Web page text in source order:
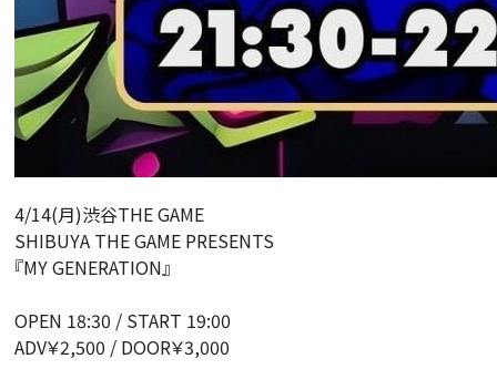
4/14(月)渋谷THE GAME
SHIBUYA THE GAME PRESENTS
『MY GENERATION』
OPEN 18:30 / START 19:00
ADV￥2,500 / DOOR￥3,000